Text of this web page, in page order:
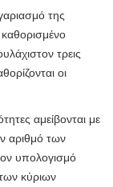
της
τρεις
οι
αμείβονται με
αριθμό των
υπολογισμό
κύριων